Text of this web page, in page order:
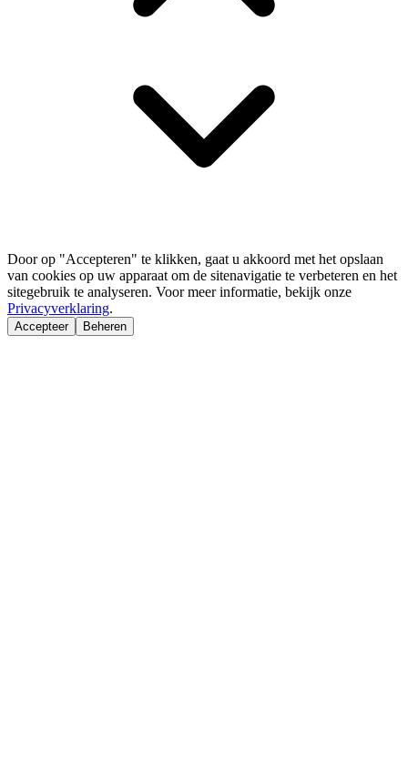
Door op "Accepteren" te klikken, gaat u akkoord met het opslaan
van cookies op uw apparaat om de sitenavigatie te verbeteren en het
sitegebruik te analyseren. Voor meer informatie, bekijk onze
Privacyverklaring.
Accepteer Beheren